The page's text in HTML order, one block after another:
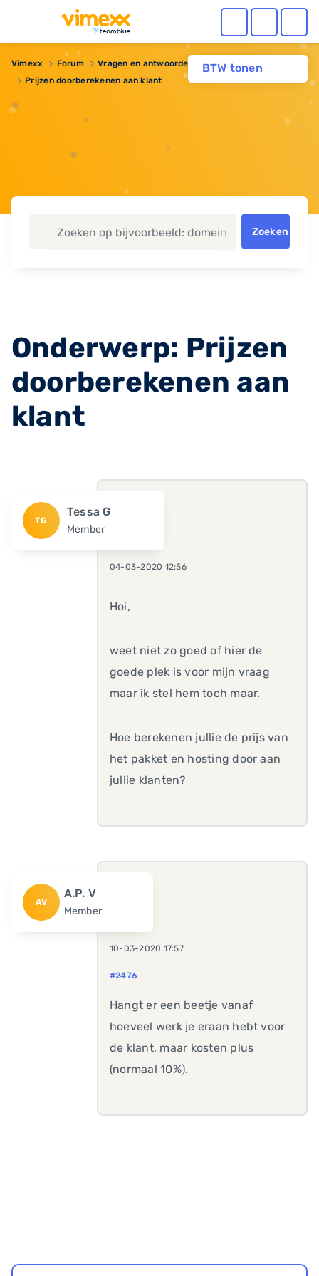
BTW tonen
Vimexx Forum Vragen en antwoorden
Reseller hosting
Prijzen doorberekenen aan klant
Zoeken
Onderwerp: Prijzen
doorberekenen aan
klant
TG
Tessa G
Member
04-03-2020 12:56
Hoi,
weet niet zo goed of hier de
goede plek is voor mijn vraag
maar ik stel hem toch maar.
Hoe berekenen jullie de prijs van
het pakket en hosting door aan
jullie klanten?
AV
A.P. V
Member
10-03-2020 17:57
#2476
Hangt er een beetje vanaf
hoeveel werk je eraan hebt voor
de klant, maar kosten plus
(normaal 10%).